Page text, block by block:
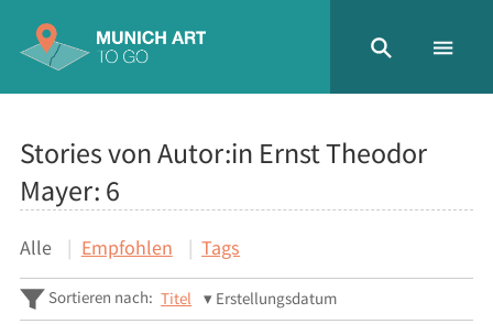
Stories von Autor:in Ernst Theodor
Mayer: 6
Alle Empfohlen Tags
Sortieren nach: Titel Erstellungsdatum